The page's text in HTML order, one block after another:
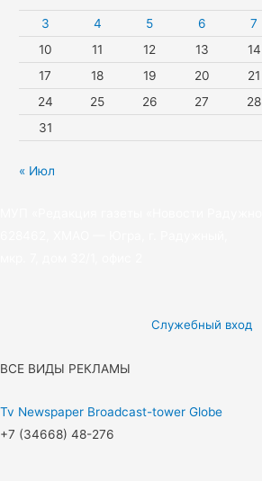
3
4 5 6 7
10
11 12 13 14
17
18 19 20 21
24
25 26 27 28
31
« Июл
Служебный вход
ВСЕ ВИДЫ РЕКЛАМЫ
Tv Newspaper Broadcast-tower Globe
+7 (34668) 48-276